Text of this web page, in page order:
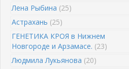
Лена Рыбина (25)
Астрахань (25)
ГЕНЕТИКА КРОЯ в Нижнем
Новгороде и Арзамасе. (23)
Людмила Лукьянова (20)